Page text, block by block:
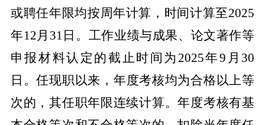
或聘任年限均按周年计算，时间计算至2025
年12 月 31 日。工作业绩与成果、论文著作等
申报材料认定的截止时间为 2025年9 月 30
日。任现职以来，年度考核均为合格以上等
次的，其任职年限连续计算。年度考核有基